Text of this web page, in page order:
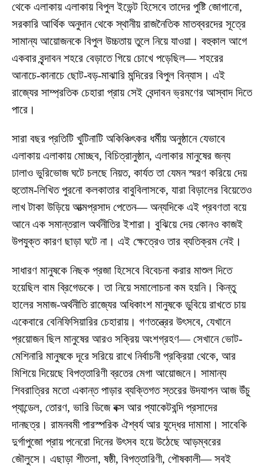
থেকে এলাকায় এলাকায় বিপুল ইভেন্ট হিসেবে তাদের পুষ্টি জোগানো,
সরকারি আর্থিক অনুদান থেকে স্থানীয় রাজনৈতিক মাতব্বরদের সূত্রে
সামান্য আয়োজনকে বিপুল উচ্চতায় তুলে নিয়ে যাওয়া। বহুকাল আগে
একবার বৃন্দাবন শহরে বেড়াতে গিয়ে চোখে পড়েছিল— শহরের
আনাচে-কানাচে ছোট-বড়-মাঝারি মন্দিরের বিপুল বিন্যাস। এই
রাজ্যের সাম্প্রতিক চেহারা প্রায় সেই বেন্দাবন ভ্রমণের আস্বাদ দিতে
পারে।
সারা বছর প্রতিটি খুটিনাটি অকিঞ্চিৎকর ধর্মীয় অনুষ্ঠানে যেভাবে
এলাকায় এলাকায় মোচ্ছব, বিচিত্রানুষ্ঠান, এলাকার মানুষের জন্য
ঢালাও ভুরিভোজ ঘটে চলছে নিয়ত, কার্যত তা যেমন স্মরণ করিয়ে দেয়
হুতোম-লিখিত পুরনো কলকাতার বাবুবিলাসকে, যারা বিড়ালের বিয়েতেও
লাখ টাকা উড়িয়ে আত্মপ্রসাদ পেতেন— অন্যদিকে এই প্রবণতা বয়ে
আনে এক সমান্তরাল অর্থনীতির ইশারা। বুঝিয়ে দেয় কোনও কাজই
উপযুক্ত কারণ ছাড়া ঘটে না। এই ক্ষেত্রেও তার ব্যতিক্রম নেই।
সাধারণ মানুষকে নিছক প্রজা হিসেবে বিবেচনা করার মাশুল দিতে
হয়েছিল বাম ব্রিগেডকে। তা নিয়ে সমালোচনা কম হয়নি। কিন্তু
হালের সমাজ-অর্থনীতি রাজ্যের অধিকাংশ মানুষকে ডুবিয়ে রাখতে চায়
একেবারে বেনিফিসিয়ারির চেহারায়। গণতন্ত্রের উৎসবে, যেখানে
প্রয়োজন ছিল মানুষের আরও সক্রিয় অংশগ্রহণ— সেখানে ভোট-
মেশিনারি মানুষকে দূরে সরিয়ে রাখে নির্বাচনী প্রক্রিয়া থেকে, আর
মিশিয়ে দিয়েছে বিপত্তারিণী ব্রতের মেগা আয়োজনে। সামান্য
শিবরাত্রির মতো একান্ত পাড়ার ব্যক্তিগত স্তরের উদযাপন আজ উঁচু
প্যান্ডেল, তোরণ, ভারি ডিজে বক্স আর প্যাকেটবন্দি প্রসাদের
দানছত্র। রামনবমী পারস্পরিক ঐশ্বর্য আর যুদ্ধের দামামা। সাবেকি
দুর্গাপুজো প্রায় পনেরো দিনের উৎসব হয়ে উঠেছে আড়ম্বরের
জৌলুসে। এছাড়া শীতলা, ষষ্ঠী, বিপত্তারিণী, পৌষকালী— সবই